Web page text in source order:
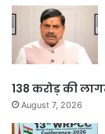
138 करोड़ की
August 7, 2026